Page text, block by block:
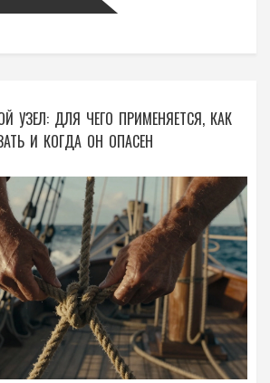
УЗЕЛ: ДЛЯ ЧЕГО ПРИМЕНЯЕТСЯ, КАК
И КОГДА ОН ОПАСЕН